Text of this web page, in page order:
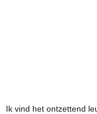
Ik vind het ontzettend